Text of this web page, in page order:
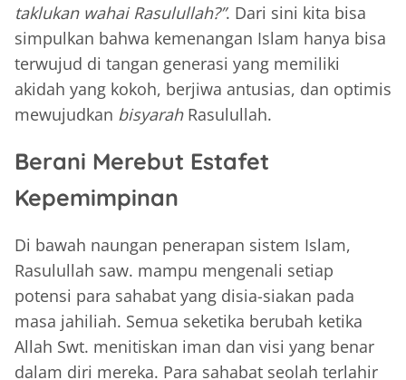
taklukan wahai Rasulullah?”. Dari sini kita bisa
simpulkan bahwa kemenangan Islam hanya bisa
terwujud di tangan generasi yang memiliki
akidah yang kokoh, berjiwa antusias, dan optimis
mewujudkan bisyarahRasulullah.
Berani Merebut Estafet
Kepemimpinan
Di bawah naungan penerapan sistem Islam,
Rasulullah saw. mampu mengenali setiap
potensi para sahabat yang disia-siakan pada
masa jahiliah. Semua seketika berubah ketika
Allah Swt. menitiskan iman dan visi yang benar
dalam diri mereka. Para sahabat seolah terlahir